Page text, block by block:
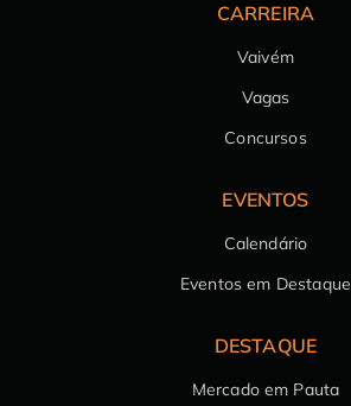
CARREIRA
Vaivém
Vagas
Concursos
EVENTOS
Calendário
Eventos em Destaque
DESTAQUE
Mercado em Pauta